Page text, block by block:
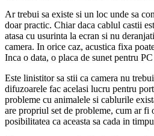
Ar trebui sa existe si un loc unde sa
doar practic. Chiar daca cablul castii
atasa cu usurinta la ecran si nu
camera. In orice caz, acustica fixa
Inca o data, o placa de sunet pentru
Este linistitor sa stii ca camera nu
difuzoarele fac acelasi lucru pentru
probleme cu animalele si cablurile
are propriul set de probleme, cum ar fi
posibilitatea ca aceasta sa cada in